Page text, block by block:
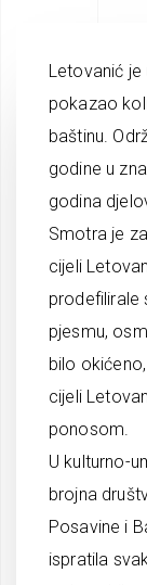
Letovanić je
pokazao
baštinu.
godine u
godina
Smotra je
cijeli
prodefilirale
pjesmu,
bilo
cijeli
ponosom.
U kulturno-
brojna
Posavine i
ispratila